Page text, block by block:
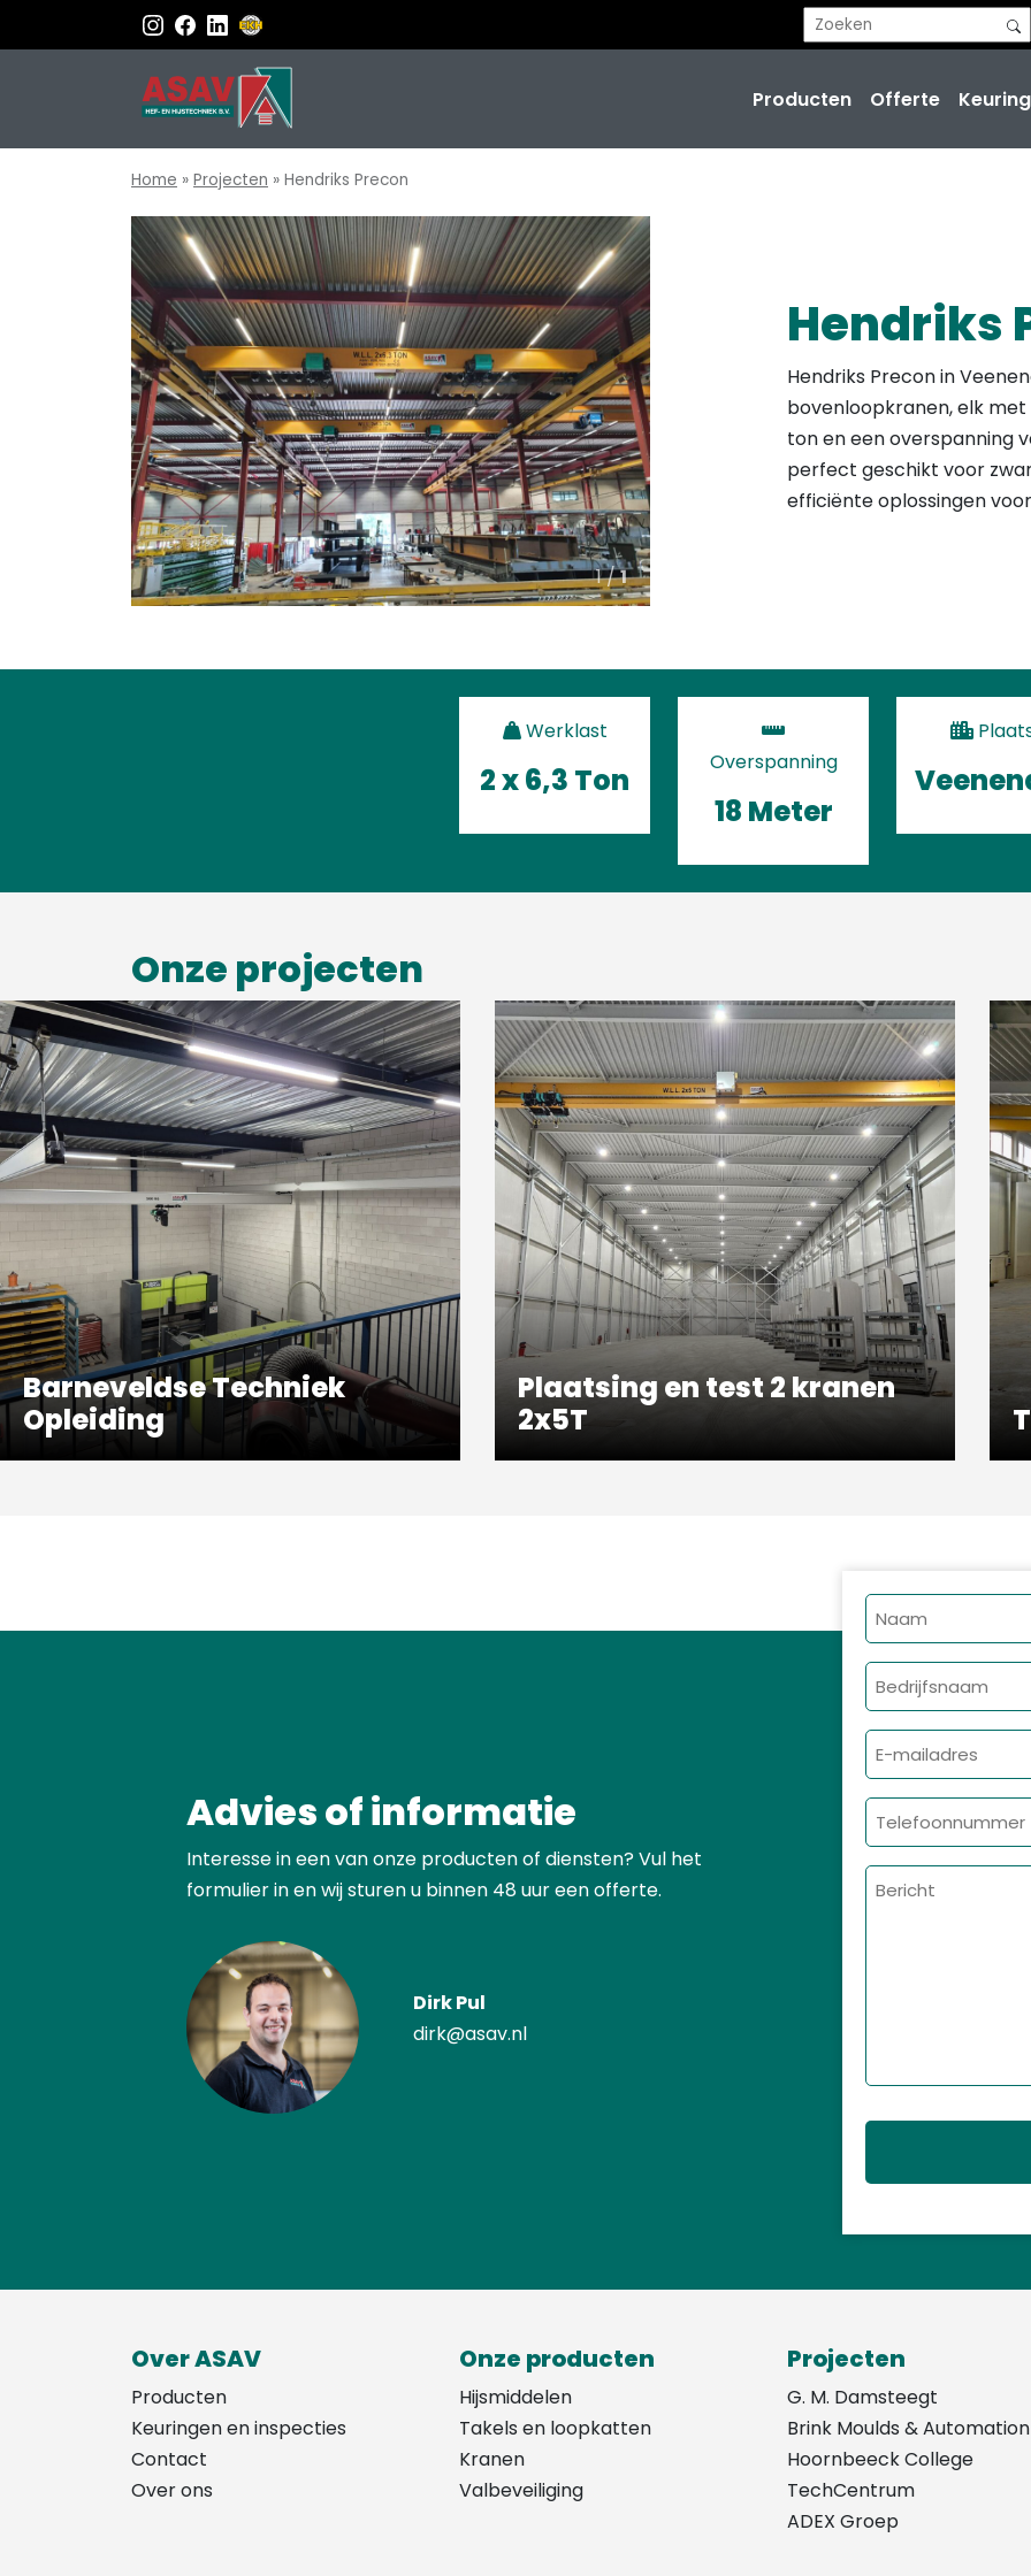
Producten Offerte
Home » Projecten » Hendriks Precon
1 /1
Hendriks
Hendriks Precon in
bovenloopkranen, elk
ton en een overspanning
perfect geschikt voor
efficiënte oplossingen
Werklast
2 x 6,3 Ton Overspanning
18 Meter
Onze projecten
Barneveldse Techniek
Opleiding
Plaatsing en test 2 kranen
2x5T
Advies of informatie
Interesse in een van onze producten of diensten? Vul het
formulier in en wij sturen u binnen 48 uur een offerte.
Dirk Pul
dirk@asav.nl
Naam
Bedrijfsnaam
E-
mailadres
Bericht
Over ASAV
Producten
Keuringen en inspecties
Contact
Over ons
Onze producten
Hijsmiddelen
Takels en loopkatten
Kranen
Valbeveiliging
Projecten
G. M. Damsteegt
Brink Moulds & Automation
Hoornbeeck College
TechCentrum
ADEX Groep